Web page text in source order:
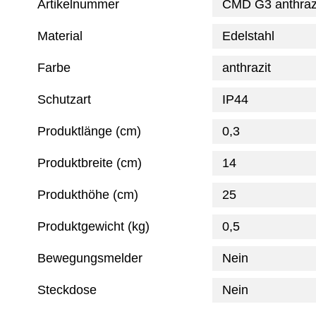
Artikelnummer CMD G3
Material Edelstahl
Farbe anthrazit
Schutzart IP44
Produktlänge (cm) 0,3
Produktbreite (cm) 14
Produkthöhe (cm) 25
Produktgewicht (kg) 0,5
Bewegungsmelder Nein
Steckdose Nein